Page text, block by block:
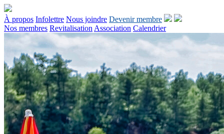
À propos Infolettre Nous joindre Devenir membre
Nos membres Revitalisation Association Calendrier